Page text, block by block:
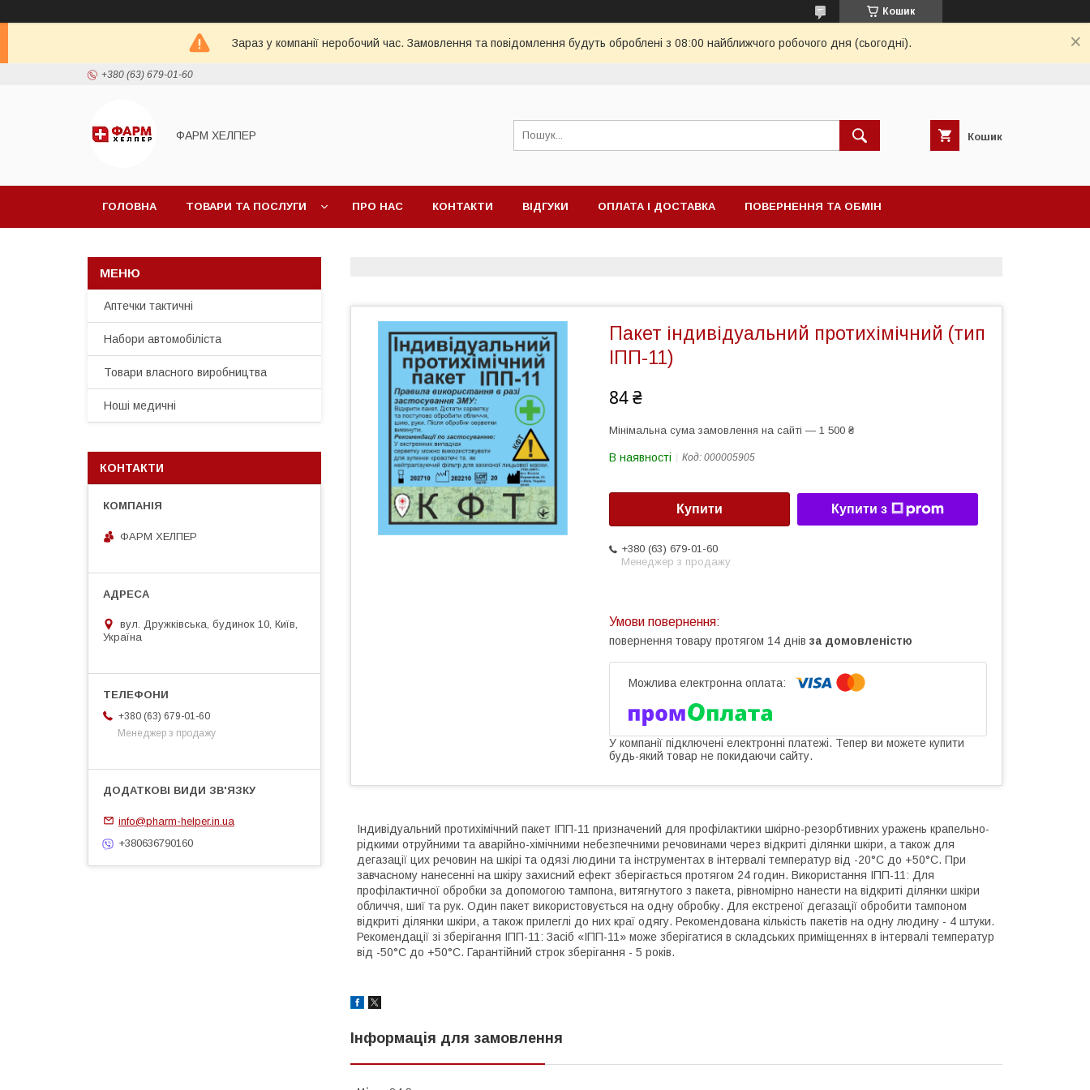
Кошик
Зараз у компанії неробочий час. Замовлення та повідомлення будуть оброблені з 08:00 найближчого робочого дня (сьогодні).
+380 (63) 679-01-60
ФАРМ ХЕЛПЕР Кошик
ГОЛОВНА ТОВАРИ ТА ПОСЛУГИ ПРО НАС КОНТАКТИ ВІДГУКИ ОПЛАТА І ДОСТАВКА ПОВЕРНЕННЯ ТА ОБМІН
Пакет індивідуальний протихімічний (тип
ІПП-11)
84 ₴
Мінімальна сума замовлення на сайті — 1 500 ₴
В наявності Код: 000005905
Купити Купити з
+380 (63) 679-01-60
Менеджер з продажу
повернення товару протягом 14 днів за домовленістю
У компанії підключені електронні платежі. Тепер ви можете купити
будь-який товар не покидаючи сайту.
Індивідуальний протихімічний пакет ІПП-11 призначений для профілактики шкірно-резорбтивних уражень крапельно-
рідкими отруйними та аварійно-хімічними небезпечними речовинами через відкриті ділянки шкіри, а також для
дегазації цих речовин на шкірі та одязі людини та інструментах в інтервалі температур від -20°С до +50°С. При
завчасному нанесенні на шкіру захисний ефект зберігається протягом 24 годин. Використання ІПП-11: Для
профілактичної обробки за допомогою тампона, витягнутого з пакета, рівномірно нанести на відкриті ділянки шкіри
обличчя, шиї та рук. Один пакет використовується на одну обробку. Для екстреної дегазації обробити тампоном
відкриті ділянки шкіри, а також прилеглі до них краї одягу. Рекомендована кількість пакетів на одну людину - 4 штуки.
Рекомендації зі зберігання ІПП-11: Засіб «ІПП-11» може зберігатися в складських приміщеннях в інтервалі температур
від -50°С до +50°С. Гарантійний строк зберігання - 5 років.
Інформація для замовлення
Аптечки тактичні
Набори автомобіліста
Товари власного виробництва
Ноші медичні
КОНТАКТИ
ФАРМ ХЕЛПЕР
вул. Дружківська, будинок 10, Київ,
Україна
+380 (63) 679-01-60
Менеджер з продажу
info@pharm-helper.in.ua
+380636790160